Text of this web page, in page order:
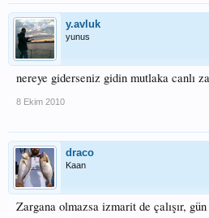
y.avluk
yunus
nereye giderseniz gidin mutlaka canlı
8 Ekim 2010
draco
Kaan
Zargana olmazsa izmarit de çalışır,